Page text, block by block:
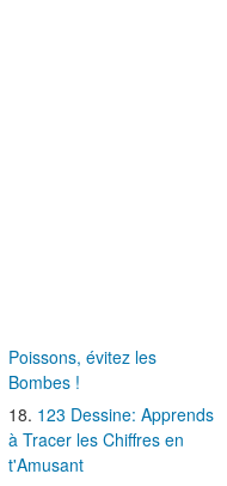
Poissons, évitez les
Bombes !
123 Dessine: Apprends
à Tracer les Chiffres en
t'Amusant